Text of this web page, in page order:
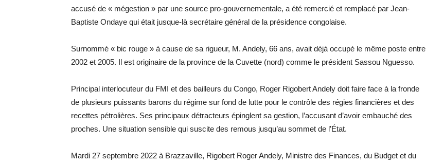
accusé de « mégestion » par une source pro-gouvernementale, a été remercié et remplacé par Jean-
Baptiste Ondaye qui était jusque-là secrétaire général de la présidence congolaise.
Surnommé « bic rouge » à cause de sa rigueur, M. Andely, 66 ans, avait déjà occupé le même poste entre
2002 et 2005. Il est originaire de la province de la Cuvette (nord) comme le président Sassou Nguesso.
Principal interlocuteur du FMI et des bailleurs du Congo, Roger Rigobert Andely doit faire face à la fronde
de plusieurs puissants barons du régime sur fond de lutte pour le contrôle des régies financières et des
recettes pétrolières. Ses principaux détracteurs épinglent sa gestion, l’accusant d’avoir embauché des
proches. Une situation sensible qui suscite des remous jusqu’au sommet de l’État.
Mardi 27 septembre 2022 à Brazzaville, Rigobert Roger Andely, Ministre des Finances, du Budget et du